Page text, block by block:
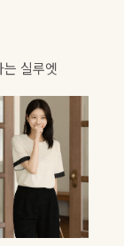
는 실루엣
는 즐거움